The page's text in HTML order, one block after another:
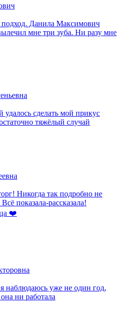
Данила Максимович
мне три зуба. Ни разу мне
удалось сделать мой прикус
тяжёлый случай
Никогда так подробно не
показала-рассказала!
❤️
уже не один год,
ни работала